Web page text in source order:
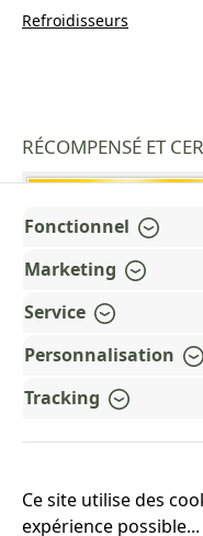
Refroidisseurs
RÉCOMPENSÉ ET
Fonctionnel
Marketing
Service
Personnalisation
Tracking
Ce site utilise des
expérience possible...